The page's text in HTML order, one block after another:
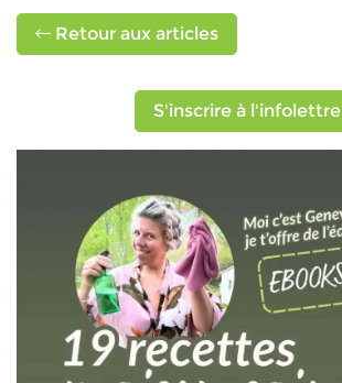
Retour aux articles
S'inscrire à l'infolettre